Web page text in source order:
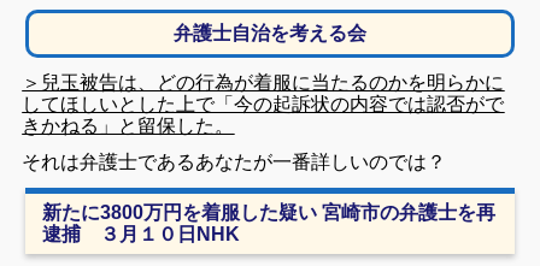
弁護士自治を考える会
＞兒玉被告は、どの行為が着服に当たるのかを明らかに
してほしいとした上で「今の起訴状の内容では認否がで
きかねる」と留保した。
それは弁護士であるあなたが一番詳しいのでは？
新たに3800万円を着服した疑い 宮崎市の弁護士を再
逮捕 ３月１０日NHK